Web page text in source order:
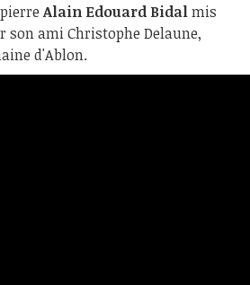
Alain Edouard Bidalmis
son ami Christophe Delaune,
d'Ablon.